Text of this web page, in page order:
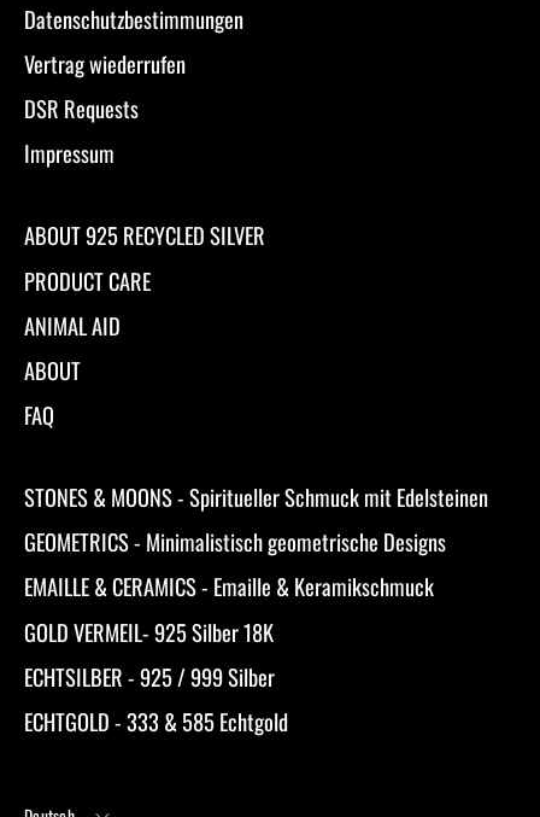
Datenschutzbestimmungen
Vertrag wiederrufen
DSR Requests
Impressum
ABOUT 925 RECYCLED SILVER
PRODUCT CARE
ANIMAL AID
ABOUT
FAQ
STONES & MOONS - Spiritueller Schmuck mit Edelsteinen
GEOMETRICS - Minimalistisch geometrische Designs
EMAILLE & CERAMICS - Emaille & Keramikschmuck
GOLD VERMEIL- 925 Silber 18K
ECHTSILBER - 925 / 999 Silber
ECHTGOLD - 333 & 585 Echtgold